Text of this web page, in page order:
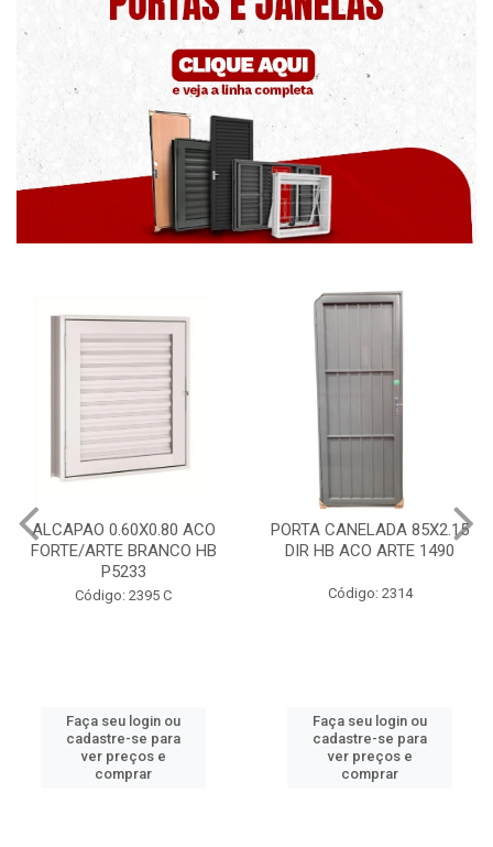
PORTA CANELADA 85X2.15
DIR HB ACO ARTE 1490
Código: 2314
Faça seu login ou
cadastre-se para
ver preços e
comprar
PORTA LAMINADA 60X215
DIR POP/MIX HB
Código: 2340
Faça seu login ou
cadastre-se para
ver preços e
comprar